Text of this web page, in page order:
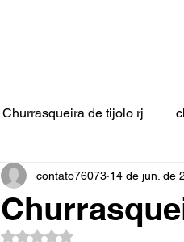
Churrasqueira de tijolo rj
contato76073 14 de jun. de
Avaliado com NaN de 5